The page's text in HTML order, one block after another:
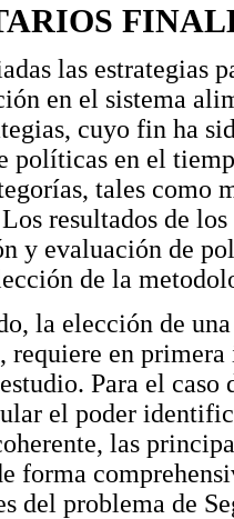
las estrategias
en el sistema
cuyo fin ha
políticas en el
tales como
resultados de
y evaluación de
de la
la elección de
requiere en
Para el
el poder
las
forma
del problema de